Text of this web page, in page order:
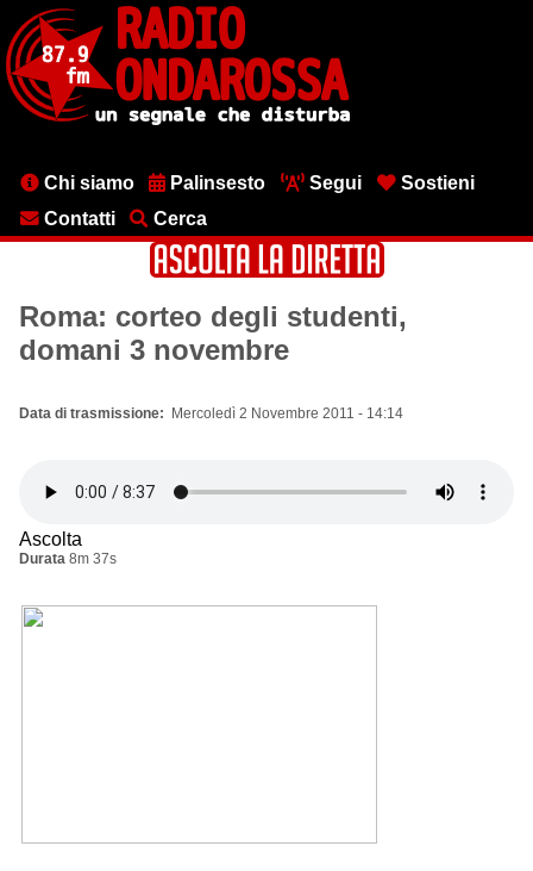
contenuto
principale
MenuChi siamo Palinsesto Segui
Sostieni
Contatti
Cerca
Roma: corteo degli studenti,
domani 3 novembre
Data di trasmissione Mercoledì 2 Novembre 2011 - 14:14
Ascolta
Durata 8m 37s